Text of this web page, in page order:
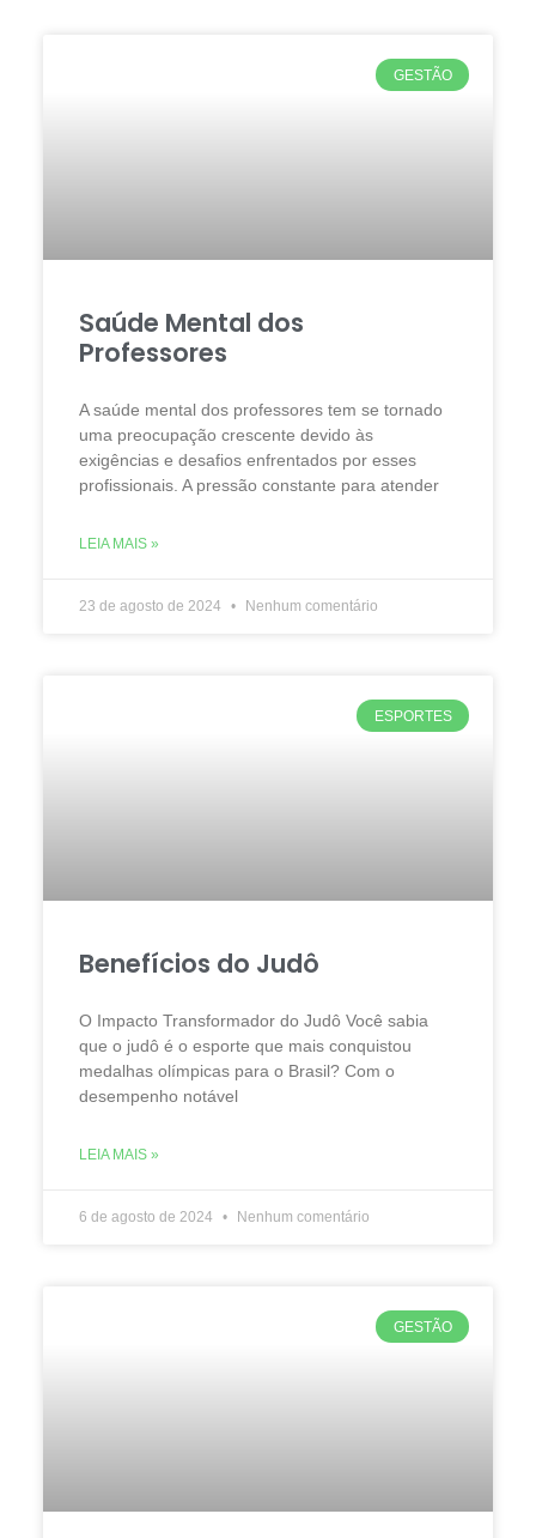
GESTÃO
Saúde Mental dos
Professores
A saúde mental dos professores tem se tornado
uma preocupação crescente devido às
exigências e desafios enfrentados por esses
profissionais. A pressão constante para atender
LEIA MAIS »
23 de agosto de 2024 Nenhum comentário
ESPORTES
Benefícios do Judô
O Impacto Transformador do Judô Você sabia
que o judô é o esporte que mais conquistou
medalhas olímpicas para o Brasil? Com o
desempenho notável
LEIA MAIS »
6 de agosto de 2024 Nenhum comentário
GESTÃO